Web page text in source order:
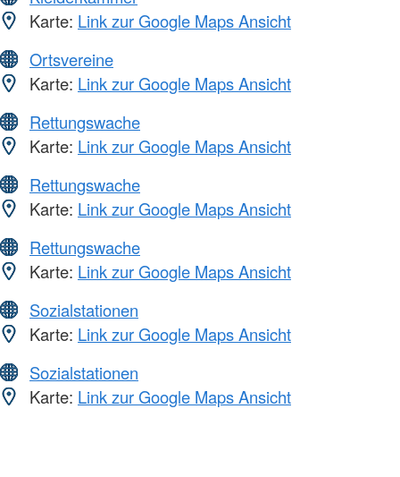
Karte: Link zur Google Maps Ansicht
Ortsvereine
Karte: Link zur Google Maps Ansicht
Rettungswache
Karte: Link zur Google Maps Ansicht
Rettungswache
Karte: Link zur Google Maps Ansicht
Rettungswache
Karte: Link zur Google Maps Ansicht
Sozialstationen
Karte: Link zur Google Maps Ansicht
Sozialstationen
Karte: Link zur Google Maps Ansicht